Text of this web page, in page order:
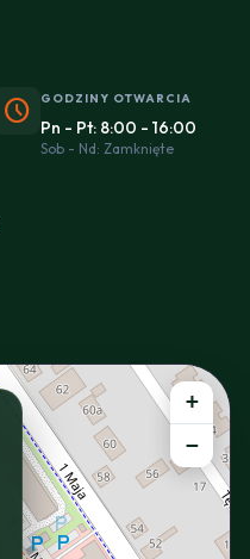
schedule GODZINY OTWARCIA
Pn - Pt: 8:00 - 16:00
Sob - Nd: Zamknięte
+
−